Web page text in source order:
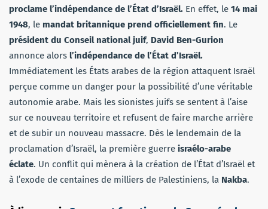
proclame l’indépendance de l’État d’Israël. En effet, le 14 mai
1948, le mandat britannique prend officiellement fin. Le
président du Conseil national juif, David Ben-Gurion
annonce alors l’indépendance de l’État d’Israël.
Immédiatement les États arabes de la région attaquent Israël
perçue comme un danger pour la possibilité d’une véritable
autonomie arabe. Mais les sionistes juifs se sentent à l’aise
sur ce nouveau territoire et refusent de faire marche arrière
et de subir un nouveau massacre. Dès le lendemain de la
proclamation d’Israël, la première guerre israélo-arabe
éclate. Un conflit qui mènera à la création de l’État d’Israël et
à l’exode de centaines de milliers de Palestiniens, la Nakba.